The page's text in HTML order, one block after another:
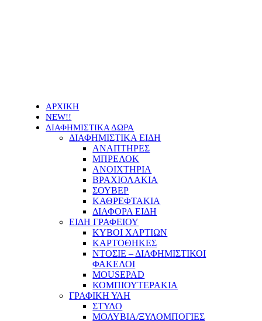
ΑΡΧΙΚΗ
NEW!!
ΔΙΑΦΗΜΙΣΤΙΚΑ ΔΩΡΑ
ΔΙΑΦΗΜΙΣΤΙΚΑ ΕΙΔΗ
ΑΝΑΠΤΗΡΕΣ
ΜΠΡΕΛΟΚ
ΑΝΟΙΧΤΗΡΙΑ
ΒΡΑΧΙΟΛΑΚΙΑ
ΣΟΥΒΕΡ
ΚΑΘΡΕΦΤΑΚΙΑ
ΔΙΑΦΟΡΑ ΕΙΔΗ
ΕΙΔΗ ΓΡΑΦΕΙΟΥ
ΚΥΒΟΙ ΧΑΡΤΙΩΝ
ΚΑΡΤΟΘΗΚΕΣ
ΝΤΟΣΙΕ – ΔΙΑΦΗΜΙΣΤΙΚΟΙ
ΦΑΚΕΛΟΙ
MOUSEPAD
ΚΟΜΠΙΟΥΤΕΡΑΚΙΑ
ΓΡΑΦΙΚΗ ΥΛΗ
ΣΤΥΛΟ
ΜΟΛΥΒΙΑ/ΞΥΛΟΜΠΟΓΙΕΣ